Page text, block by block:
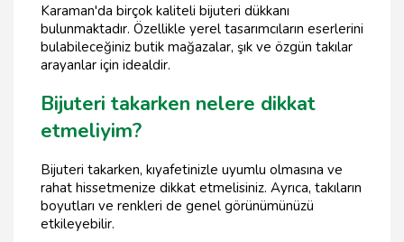
Karaman'da birçok kaliteli bijuteri dükkanı
bulunmaktadır. Özellikle yerel tasarımcıların eserlerini
bulabileceğiniz butik mağazalar, şık ve özgün takılar
arayanlar için idealdir.
Bijuteri takarken nelere dikkat
etmeliyim?
Bijuteri takarken, kıyafetinizle uyumlu olmasına ve
rahat hissetmenize dikkat etmelisiniz. Ayrıca, takıların
boyutları ve renkleri de genel görünümünüzü
etkileyebilir.